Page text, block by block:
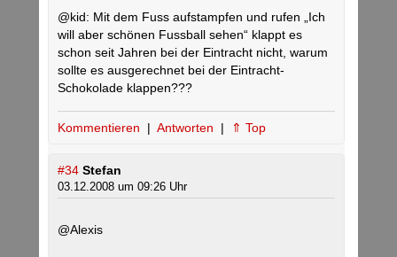
@kid: Mit dem Fuss aufstampfen und rufen „Ich
will aber schönen Fussball sehen“ klappt es
schon seit Jahren bei der Eintracht nicht, warum
sollte es ausgerechnet bei der Eintracht-
Schokolade klappen???
Kommentieren | Antworten | ⇑ Top
#34 Stefan
03.12.2008 um 09:26 Uhr
@Alexis